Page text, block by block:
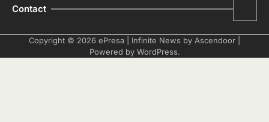
Contact
Copyright © 2026 ePresa | Infinite News by Ascendoor
Powered by WordPress.